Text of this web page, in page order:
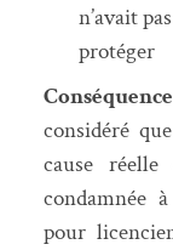
n’avait
protéger
Conséquence
considéré
cause
condamnée
pour